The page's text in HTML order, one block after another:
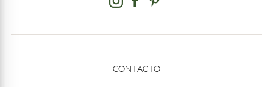
CONTACTO